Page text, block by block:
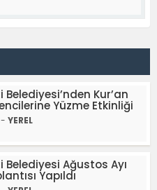
Kur’an
Yüzme Etkinliği
YEREL
Ağustos Ayı
Yapıldı